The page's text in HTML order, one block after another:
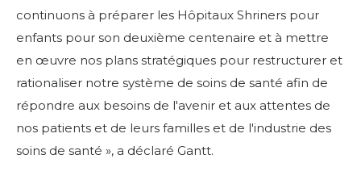
continuons à préparer les Hôpitaux Shriners pour
enfants pour son deuxième centenaire et à mettre
en œuvre nos plans stratégiques pour restructurer et
rationaliser notre système de soins de santé afin de
répondre aux besoins de l'avenir et aux attentes de
nos patients et de leurs familles et de l'industrie des
soins de santé », a déclaré Gantt.